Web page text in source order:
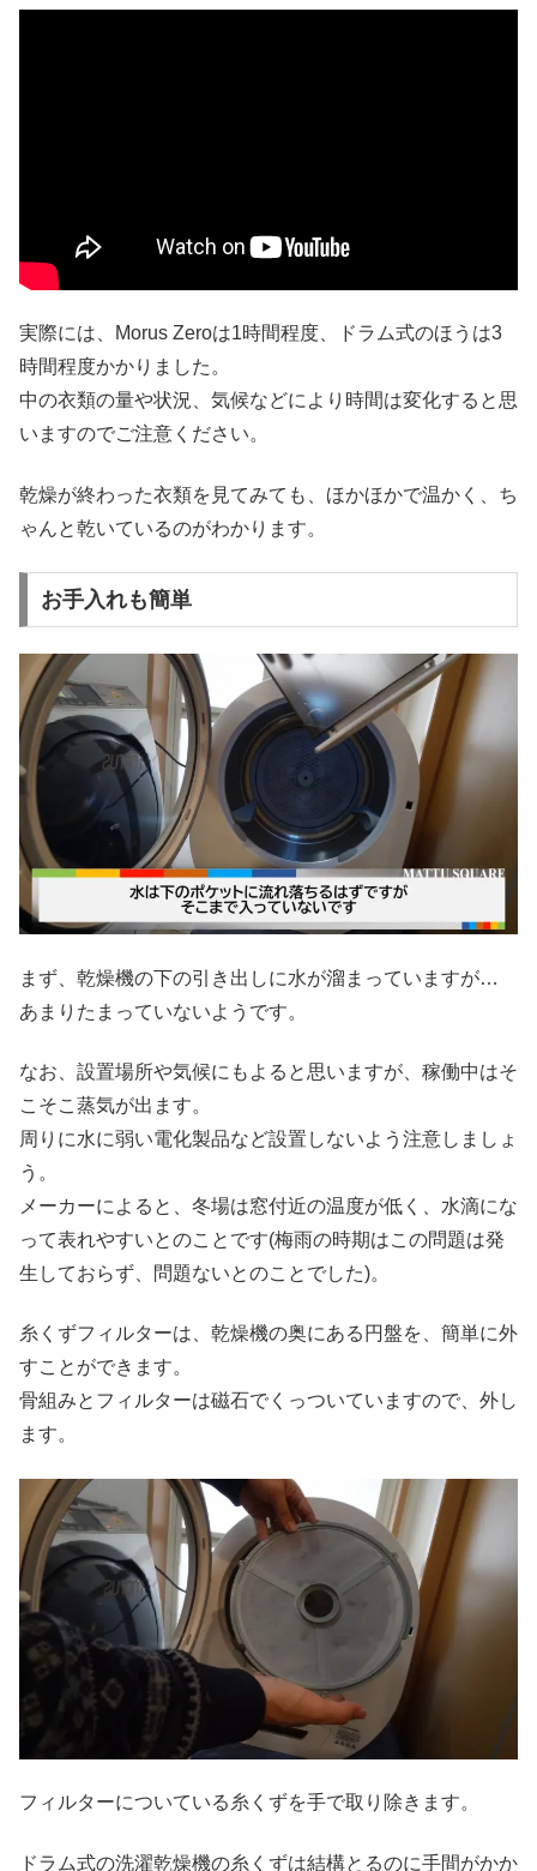
実際には、Morus Zeroは1時間程度、ドラム式のほうは3
時間程度かかりました。
中の衣類の量や状況、気候などにより時間は変化すると思
いますのでご注意ください。
乾燥が終わった衣類を見てみても、ほかほかで温かく、ち
ゃんと乾いているのがわかります。
お手入れも簡単
まず、乾燥機の下の引き出しに水が溜まっていますが…
あまりたまっていないようです。
なお、設置場所や気候にもよると思いますが、稼働中はそ
こそこ蒸気が出ます。
周りに水に弱い電化製品など設置しないよう注意しましょ
う。
メーカーによると、冬場は窓付近の温度が低く、水滴にな
って表れやすいとのことです(梅雨の時期はこの問題は発
生しておらず、問題ないとのことでした)。
糸くずフィルターは、乾燥機の奥にある円盤を、簡単に外
すことができます。
骨組みとフィルターは磁石でくっついていますので、外し
ます。
フィルターについている糸くずを手で取り除きます。
ドラム式の洗濯乾燥機の糸くずは結構とるのに手間がかか